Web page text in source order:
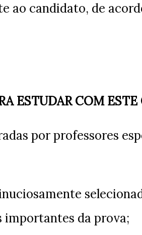
ao candidato, de
ESTUDAR COM ESTE
por professores
importantes da prova;